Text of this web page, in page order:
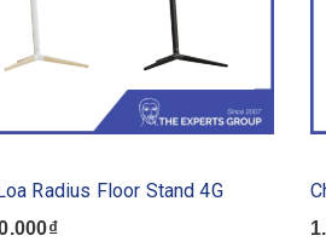
Radius Floor Stand 4G